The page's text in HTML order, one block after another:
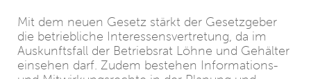
Mit dem neuen Gesetz stärkt der Gesetzgeber
die betriebliche Interessensvertretung, da im
Auskunftsfall der Betriebsrat Löhne und Gehälter
einsehen darf. Zudem bestehen Informations-